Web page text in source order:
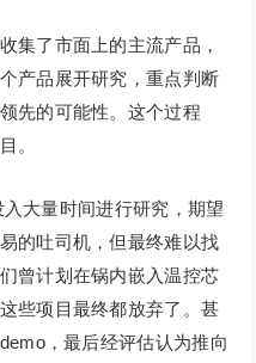
集了市面上的主流产品，
产品展开研究，重点判断
先的可能性。这个过程
。
大量时间进行研究，期望
的吐司机，但最终难以找
曾计划在锅内嵌入温控芯
些项目最终都放弃了。甚
，最后经评估认为推向